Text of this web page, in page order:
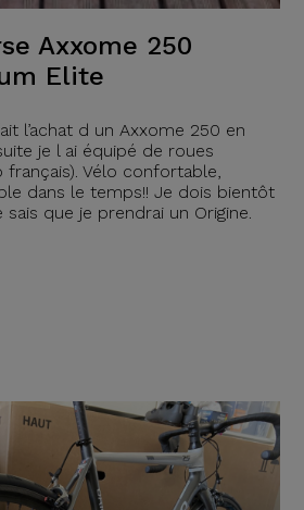
Axxome 250
Elite
l’achat d un Axxome 250 en
je l ai équipé de roues
Vélo confortable,
dans le temps!! Je dois bientôt
sais que je prendrai un Origine.